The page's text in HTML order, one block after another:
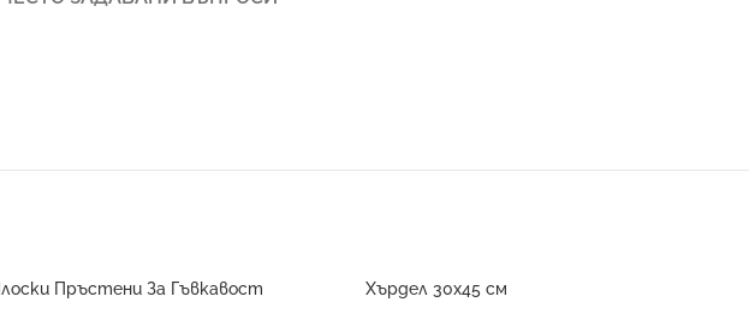
Пръстени За Гъвкавост
Хърдел 30х45 см